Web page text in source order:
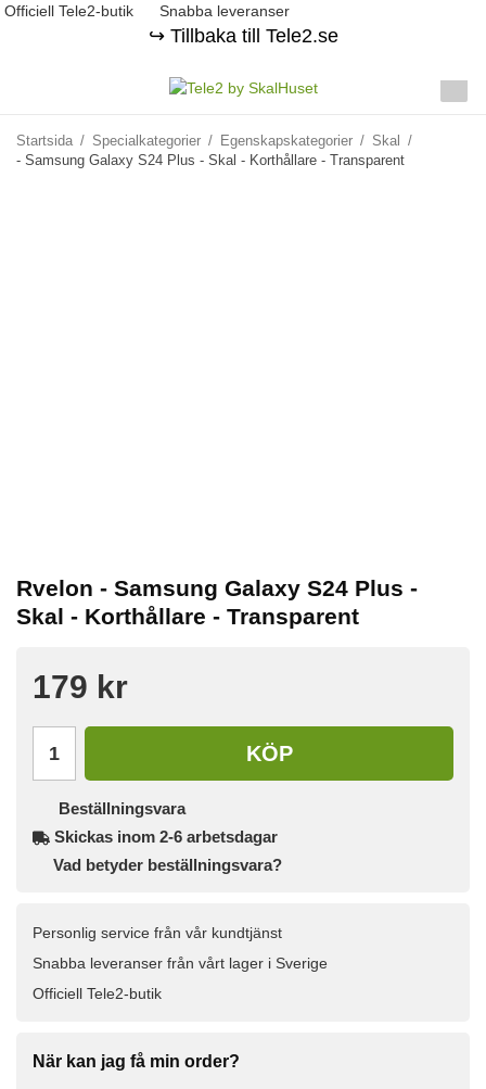
Officiell Tele2-butik Snabba leveranser
↪️ Tillbaka till Tele2.se
Startsida / Specialkategorier / Egenskapskategorier / Skal
/
- Samsung Galaxy S24 Plus - Skal - Korthållare - Transparent
Rvelon - Samsung Galaxy S24 Plus -
Skal - Korthållare - Transparent
179 kr
KÖP
Beställningsvara
Skickas inom 2-6 arbetsdagar
Vad betyder beställningsvara?
Personlig service från vår kundtjänst
Snabba leveranser från vårt lager i Sverige
Officiell Tele2-butik
När kan jag få min order?